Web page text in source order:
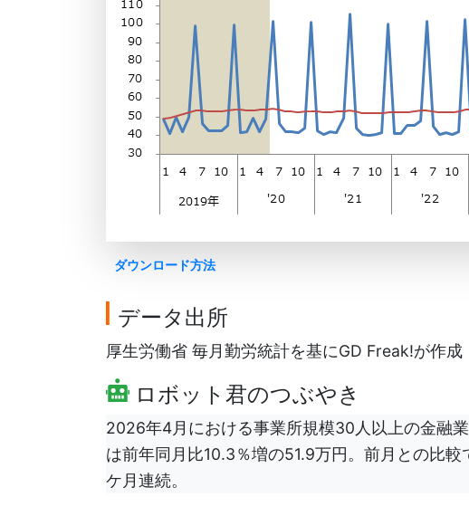
ダウンロード方法
データ出所
厚生労働省 毎月勤労統計を基にGD Freak!が作成
ロボット君のつぶやき
2026年4月における事業所規模30人以上の金融
は前年同月比10.3％増の51.9万円。前月との比
ケ月連続。